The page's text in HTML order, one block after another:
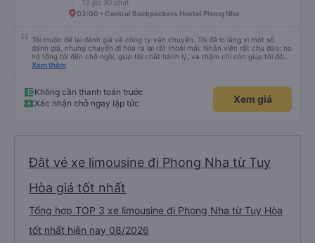
13 giờ 30 phút
03:00 • Central Backpackers Hostel Phong Nha
Tôi muốn để lại đánh giá về công ty vận chuyển. Tôi đã lo lắng vì một số
đánh giá, nhưng chuyến đi hóa ra lại rất thoải mái. Nhân viên rất chu đáo: họ
hộ tống tôi đến chỗ ngồi, giúp tôi chất hành lý, và thậm chí còn giúp tôi đóng
gói giày. Điểm trừ duy nhất là xe buýt đến sớm hơn một tiếng so với giờ khởi
chọn công ty này.
Xem thêm
Không cần thanh toán trước
Xác nhận chỗ ngay lập tức
Xem giá
Đặt vé xe limousine đi Phong Nha từ Tuy
Hòa giá tốt nhất
Tổng hợp TOP 3 xe limousine đi Phong Nha từ Tuy Hòa
tốt nhất hiện nay 08/2026